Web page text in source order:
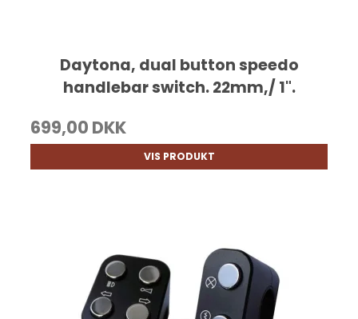
Daytona, dual button speedo
handlebar switch. 22mm,/ 1".
699,00 DKK
VIS PRODUKT